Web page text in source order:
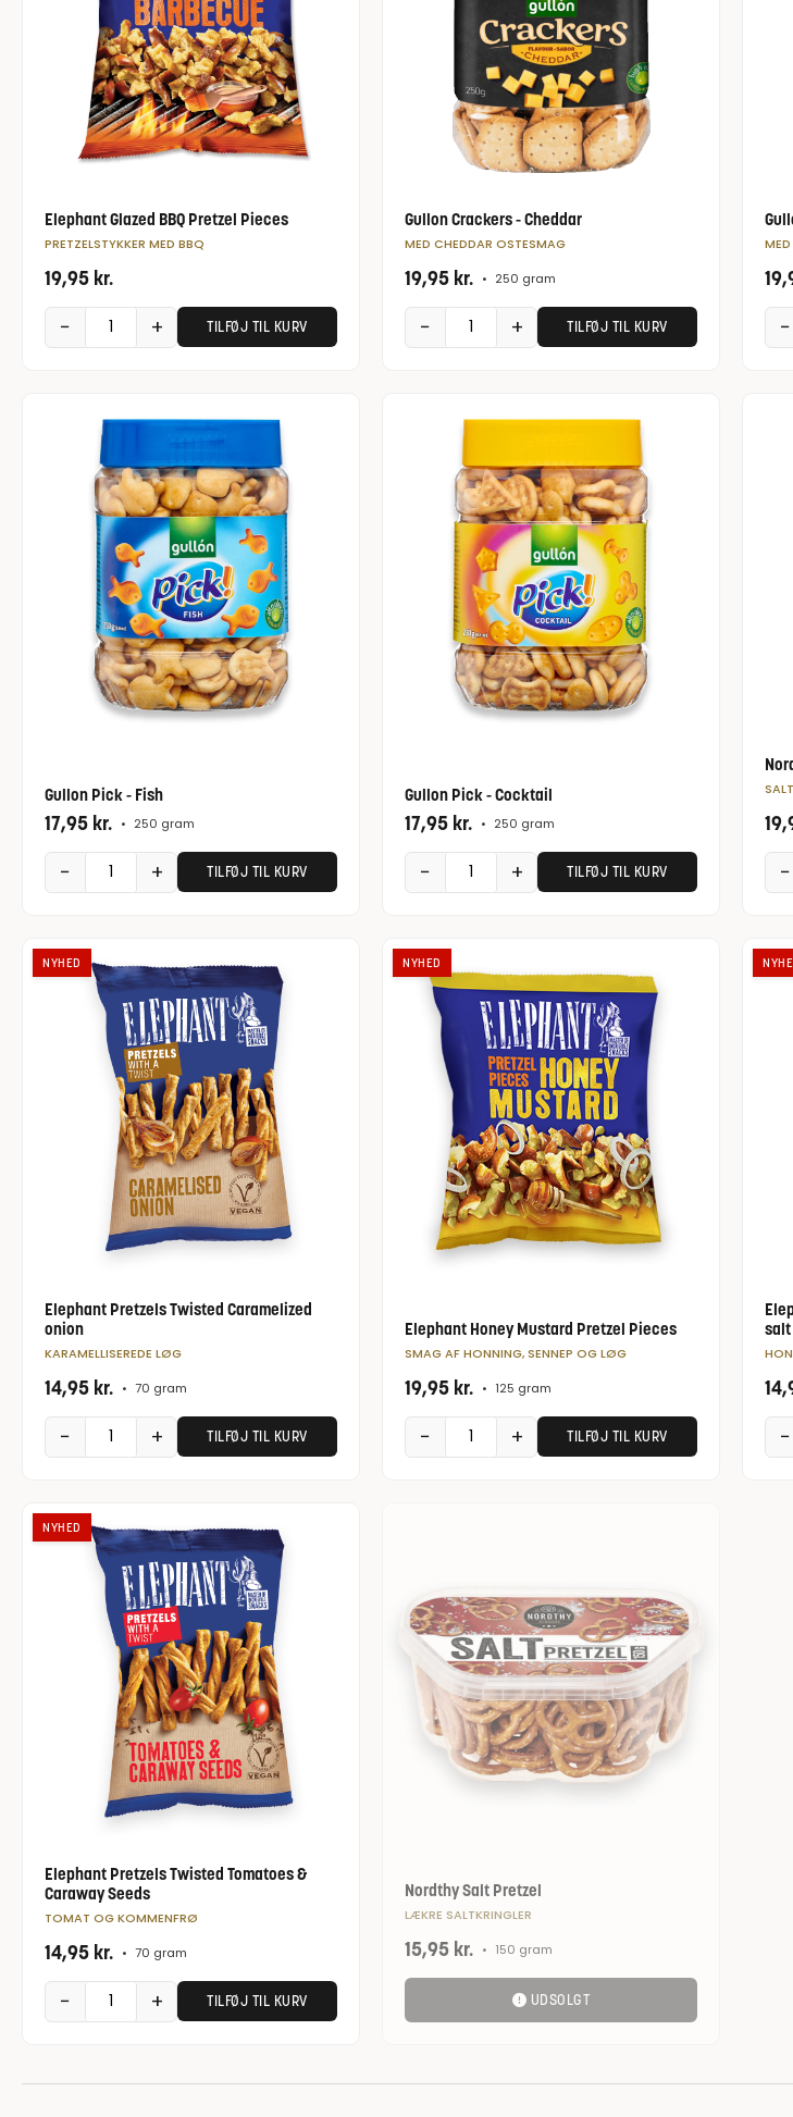
Elephant Glazed BBQ Pretzel Pieces
PRETZELSTYKKER MED BBQ
19,95 kr.
− + TILFØJ TIL KURV
Gullon Crackers - Cheddar
MED CHEDDAR OSTESMAG
19,95 kr. • 250 gram
− + TILFØJ TIL KURV −
Gullon Pick - Fish
17,95 kr. • 250 gram
− + TILFØJ TIL KURV
Gullon Pick - Cocktail
17,95 kr. • 250 gram
− + TILFØJ TIL KURV
SALT
−
NYHED
Elephant Pretzels Twisted Caramelized
onion
KARAMELLISEREDE LØG
14,95 kr. • 70 gram
− + TILFØJ TIL KURV
NYHED
Elephant Honey Mustard Pretzel Pieces
SMAG AF HONNING, SENNEP OG LØG
19,95 kr. • 125 gram
− + TILFØJ TIL KURV
salt
−
NYHED
Elephant Pretzels Twisted Tomatoes &
Caraway Seeds
TOMAT OG KOMMENFRØ
14,95 kr. • 70 gram
− + TILFØJ TIL KURV
Nordthy Salt Pretzel
LÆKRE SALTKRINGLER
15,95 kr. • 150 gram
UDSOLGT